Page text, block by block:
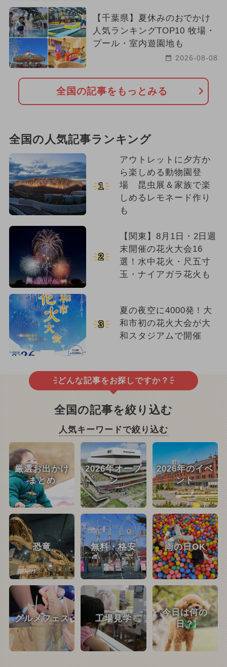
【千葉県】夏休みのおでかけ
人気ランキングTOP10 牧場・
プール・室内遊園地も
2026-08-08
全国の記事をもっとみる
全国の人気記事ランキング
1
アウトレットに夕方か
ら楽しめる動物園登
場 昆虫展＆家族で楽
しめるレモネード作り
も
2
【関東】8月1日・2日週
末開催の花火大会16
選！水中花火・尺五寸
玉・ナイアガラ花火も
3
夏の夜空に4000発！大
和市初の花火大会が大
和スタジアムで開催
どんな記事をお探しですか？
全国の記事を絞り込む
人気キーワードで絞り込む
厳選お出かけ
まとめ
2026年オープ
ン
2026年のイベ
ント
恐竜 無料・格安 雨の日OK
グルメフェス 工場見学
今日は何の
日？